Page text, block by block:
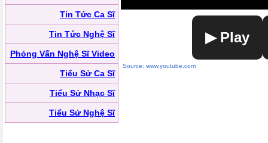
Tin Tức Ca Sĩ
Tin Tức Nghệ Sĩ
Phỏng Vấn Nghệ Sĩ Video
Tiểu Sử Ca Sĩ
Tiểu Sử Nhạc Sĩ
Tiểu Sử Nghệ Sĩ
▶ Play
Source: www.youtube.com